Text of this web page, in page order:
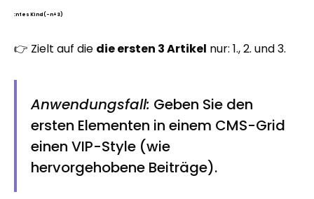
:ntes Kind (-n+3)
👉 Zielt auf die die ersten 3 Artikel nur: 1., 2. und 3.
Anwendungsfall: Geben Sie den
ersten Elementen in einem CMS-Grid
einen VIP-Style (wie
hervorgehobene Beiträge).